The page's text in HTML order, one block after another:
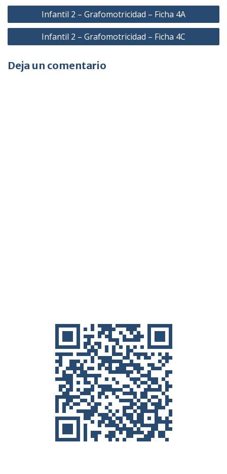
Navegación
de
entradas
Infantil 2 – Grafomotricidad – Ficha 4A
Infantil 2 – Grafomotricidad – Ficha 4C
Deja un comentario